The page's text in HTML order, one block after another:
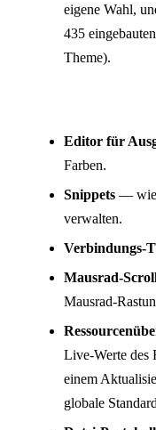
eigene Wahl,
435
Theme).
Editor für
Farben.
Snippets —
verwalten.
Verbindungs-
Mausrad-
Mausrad-
Live-Werte des
einem
globale